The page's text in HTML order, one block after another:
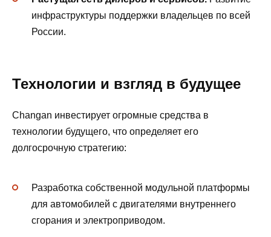
инфраструктуры поддержки владельцев по всей
России.
Технологии и взгляд в будущее
Changan инвестирует огромные средства в
технологии будущего, что определяет его
долгосрочную стратегию:
Разработка собственной модульной платформы
для автомобилей с двигателями внутреннего
сгорания и электроприводом.